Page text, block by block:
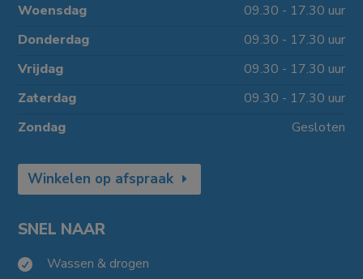
Woensdag
09.30 - 17.30 uur
Donderdag
09.30 - 17.30 uur
Vrijdag
09.30 - 17.30 uur
Zaterdag
09.30 - 17.30 uur
Zondag
Gesloten
Winkelen op afspraak
SNEL NAAR
 Wassen & drogen